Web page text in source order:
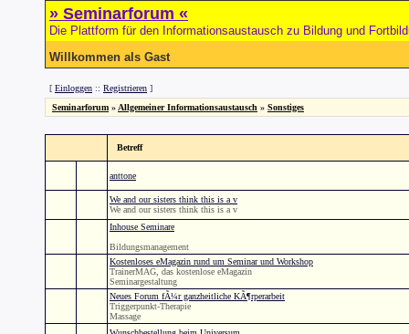
» Seminarforum «
Die Plattform für den Informationsaustausch zu Bildung und
Willkommen als Gast
[ Einloggen :: Registrieren ]
Seminarforum » Allgemeiner Informationsaustausch » Sonstiges
Betreff
anttone
We and our sisters think this is a v
We and our sisters think this is a v
Inhouse Seminare
Bildungsmanagement
Kostenloses eMagazin rund um Seminar und Workshop
TrainerMAG, das kostenlose eMagazin
Seminargestaltung
Neues Forum fÃ¼r ganzheitliche KÃ¶rperarbeit
Triggerpunkt-Therapie
Massage